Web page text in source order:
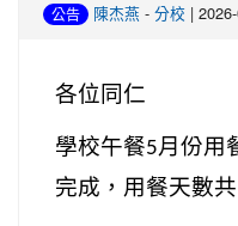
公告 陳杰燕 - 分校 |
各位同仁
學校午餐5月份用
完成，用餐天數共